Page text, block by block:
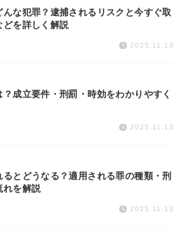
な犯罪？逮捕されるリスクと今すぐ取
どを詳しく解説
2025.11.13
成立要件・刑罰・時効をわかりやすく
2025.11.13
とどうなる？適用される罪の種類・刑
れを解説
2025.11.13